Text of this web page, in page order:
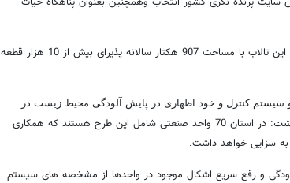
مدیرکل محیط زیست آذربایجان غربی ادامه داد: این تالاب با مساحت 907 هکتار سالانه پذیرای بیش از 10 هزار قطعه
و سیستم کنترل و خود اظهاری در پایش آلودگی محیط زیست در
در استان 70 واحد صنعتی شامل این طرح هستند که همکاری
سزایی خواهد داشت.
و رفع سریع اشکال موجود در واحدها از مشخصه های سیستم